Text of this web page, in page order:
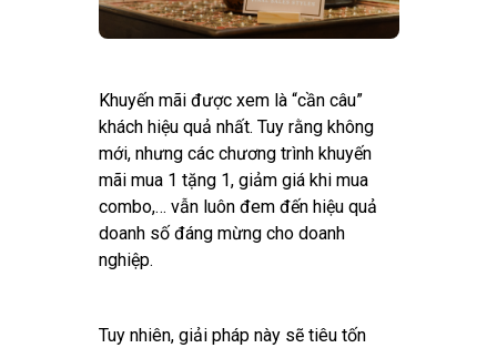
Khuyến mãi được xem là “cần câu”
khách hiệu quả nhất. Tuy rằng không
mới, nhưng các chương trình khuyến
mãi mua 1 tặng 1, giảm giá khi mua
combo,… vẫn luôn đem đến hiệu quả
doanh số đáng mừng cho doanh
nghiệp.
Tuy nhiên, giải pháp này sẽ tiêu tốn